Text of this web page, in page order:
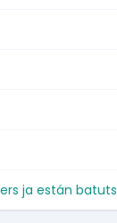
ja están batuts